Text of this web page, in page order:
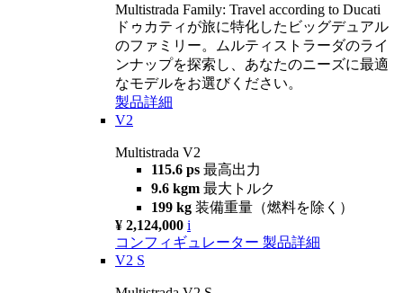
Multistrada Family: Travel according to Ducati
ドゥカティが旅に特化したビッグデュアル
のファミリー。ムルティストラーダのライ
ンナップを探索し、あなたのニーズに最適
なモデルをお選びください。
製品詳細
V2
Multistrada V2
115.6 ps 最高出力
9.6 kgm 最大トルク
199 kg 装備重量（燃料を除く）
¥ 2,124,000 i
コンフィギュレーター 製品詳細
V2 S